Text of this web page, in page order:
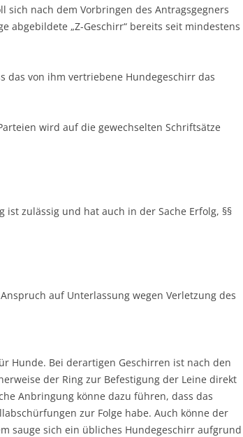
sich nach dem Vorbringen des Antragsgegners
abgebildete „Z-Geschirr“ bereits seit mindestens
das von ihm vertriebene Hundegeschirr das
wird auf die gewechselten Schriftsätze
zulässig und hat auch in der Sache Erfolg, §§
auf Unterlassung wegen Verletzung des
Hunde. Bei derartigen Geschirren ist nach den
der Ring zur Befestigung der Leine direkt
Anbringung könne dazu führen, dass das
zur Folge habe. Auch könne der
sauge sich ein übliches Hundegeschirr aufgrund